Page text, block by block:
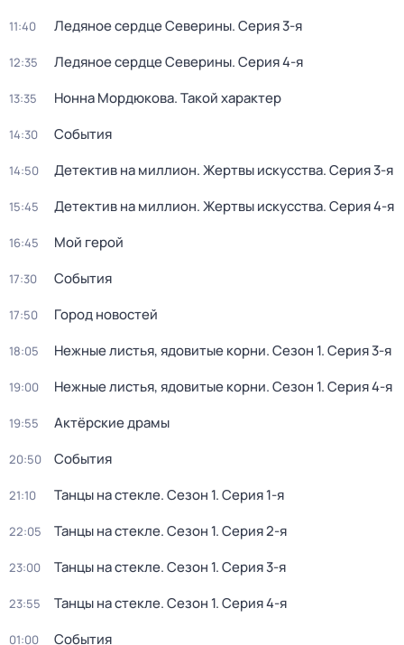
11:40 Ледяное сердце Северины. Серия 3-я
12:35 Ледяное сердце Северины. Серия 4-я
13:35 Нонна Мордюкова. Такой характер
14:30 События
14:50 Детектив на миллион. Жертвы искусства. Серия 3-я
15:45 Детектив на миллион. Жертвы искусства. Серия 4-я
16:45 Мой герой
17:30 События
17:50 Город новостей
18:05 Нежные листья, ядовитые корни. Сезон 1. Серия 3-я
19:00 Нежные листья, ядовитые корни. Сезон 1. Серия 4-я
19:55 Актёрские драмы
20:50 События
21:10 Танцы на стекле. Сезон 1. Серия 1-я
22:05 Танцы на стекле. Сезон 1. Серия 2-я
23:00 Танцы на стекле. Сезон 1. Серия 3-я
23:55 Танцы на стекле. Сезон 1. Серия 4-я
01:00 События